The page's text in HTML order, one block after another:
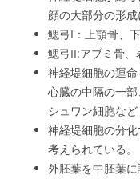
顔の大部分の形成
鰓弓I：上顎骨、
鰓弓II:アブミ骨、
神経堤細胞の運命
心臓の中隔の一部
シュワン細胞など
神経堤細胞の分
考えられている。
外胚葉を中胚葉